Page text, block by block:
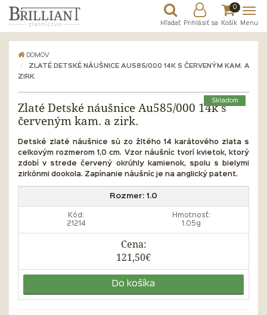
Hľadať Prihlásiť sa
0
Košík Menu
DOMOV
ZLATÉ DETSKÉ NÁUŠNICE AU585/000 14K S ČERVENÝM KAM. A
ZIRK.
Skladom
Zlaté Detské náušnice Au585/000 14k s
červeným kam. a zirk.
Detské zlaté náušnice sú zo žltého 14 karátového zlata s
celkovým rozmerom 1,0 cm. Vzor náušníc tvorí kvietok, ktorý
zdobí v strede červený okrúhly kamienok, spolu s bielymi
zirkónmi dookola. Zapínanie náušníc je na anglický patent.
Rozmer: 1.0
Kód:
21214
Hmotnosť:
1.05g
Cena:
121,50€
Do košíka